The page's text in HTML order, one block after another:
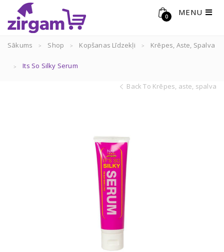
MENU
0
Sākums Shop Kopšanas Līdzekļi Krēpes, Aste, Spalva
Its So Silky Serum
Back To Krēpes, aste, spalva